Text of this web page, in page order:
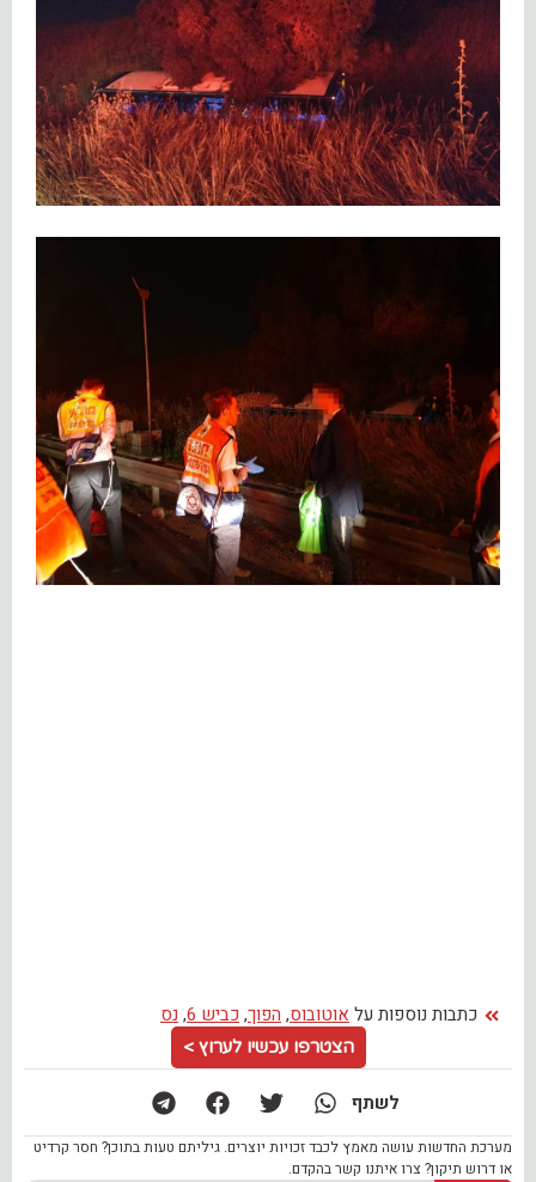
כתבות נוספות על אוטובוס, הפוך, כביש 6 , נס
הצטרפו עכשיו לערוץ >
לשתף
מערכת החדשות עושה מאמץ לכבד זכויות יוצרים. גיליתם טעות בתוכן? חסר קרדיט
או דרוש תיקון? צרו איתנו קשר בהקדם.